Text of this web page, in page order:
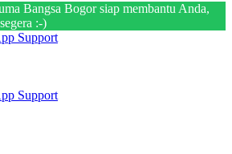
Bangsa Bogor siap membantu Anda,
:-)